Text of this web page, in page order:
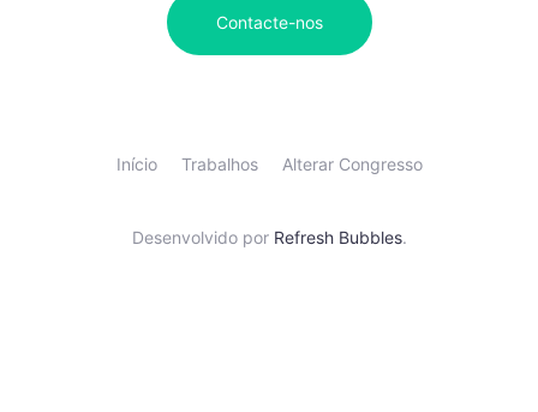
Contacte-nos
Início Trabalhos Alterar Congresso
Desenvolvido por Refresh Bubbles.